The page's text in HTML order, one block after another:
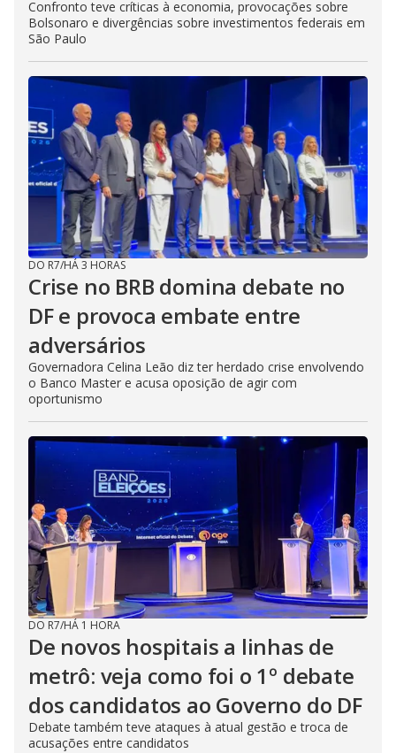
Confronto teve críticas à economia, provocações sobre
Bolsonaro e divergências sobre investimentos federais em
São Paulo
DO R7/HÁ 3 HORAS
Crise no BRB domina debate no
DF e provoca embate entre
adversários
Governadora Celina Leão diz ter herdado crise envolvendo
o Banco Master e acusa oposição de agir com
oportunismo
DO R7/HÁ 1 HORA
De novos hospitais a linhas de
metrô: veja como foi o 1º debate
dos candidatos ao Governo do DF
Debate também teve ataques à atual gestão e troca de
acusações entre candidatos